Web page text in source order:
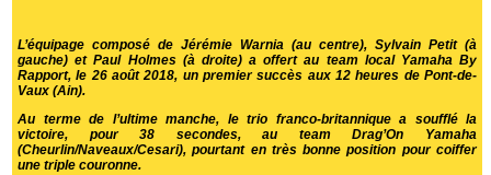
L’équipage composé de Jérémie Warnia (au centre), Sylvain Petit (à
gauche) et Paul Holmes (à droite) a offert au team local Yamaha By
Rapport, le 26 août 2018, un premier succès aux 12 heures de Pont-de-
Vaux (Ain).
Au terme de l’ultime manche, le trio franco-britannique a soufflé la
victoire, pour 38 secondes, au team Drag’On Yamaha
(Cheurlin/Naveaux/Cesari), pourtant en très bonne position pour coiffer
une triple couronne.